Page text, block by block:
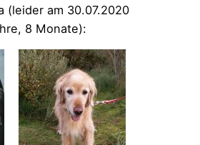
(leider am 30.07.2020
8 Monate):